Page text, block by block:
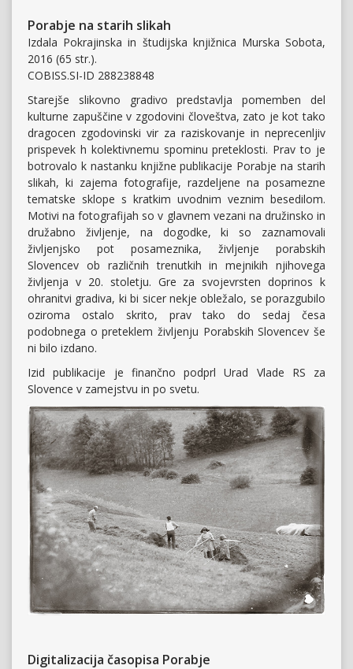
Porabje na starih slikah
Izdala Pokrajinska in študijska knjižnica Murska Sobota,
2016 (65 str.).
COBISS.SI-ID 288238848
Starejše slikovno gradivo predstavlja pomemben del
kulturne zapuščine v zgodovini človeštva, zato je kot tako
dragocen zgodovinski vir za raziskovanje in neprecenljiv
prispevek h kolektivnemu spominu preteklosti. Prav to je
botrovalo k nastanku knjižne publikacije Porabje na starih
slikah, ki zajema fotografije, razdeljene na posamezne
tematske sklope s kratkim uvodnim veznim besedilom.
Motivi na fotografijah so v glavnem vezani na družinsko in
družabno življenje, na dogodke, ki so zaznamovali
življenjsko pot posameznika, življenje porabskih
Slovencev ob različnih trenutkih in mejnikih njihovega
življenja v 20. stoletju. Gre za svojevrsten doprinos k
ohranitvi gradiva, ki bi sicer nekje obležalo, se porazgubilo
oziroma ostalo skrito, prav tako do sedaj česa
podobnega o preteklem življenju Porabskih Slovencev še
ni bilo izdano.
Izid publikacije je finančno podprl Urad Vlade RS za
Slovence v zamejstvu in po svetu.
Digitalizacija časopisa Porabje